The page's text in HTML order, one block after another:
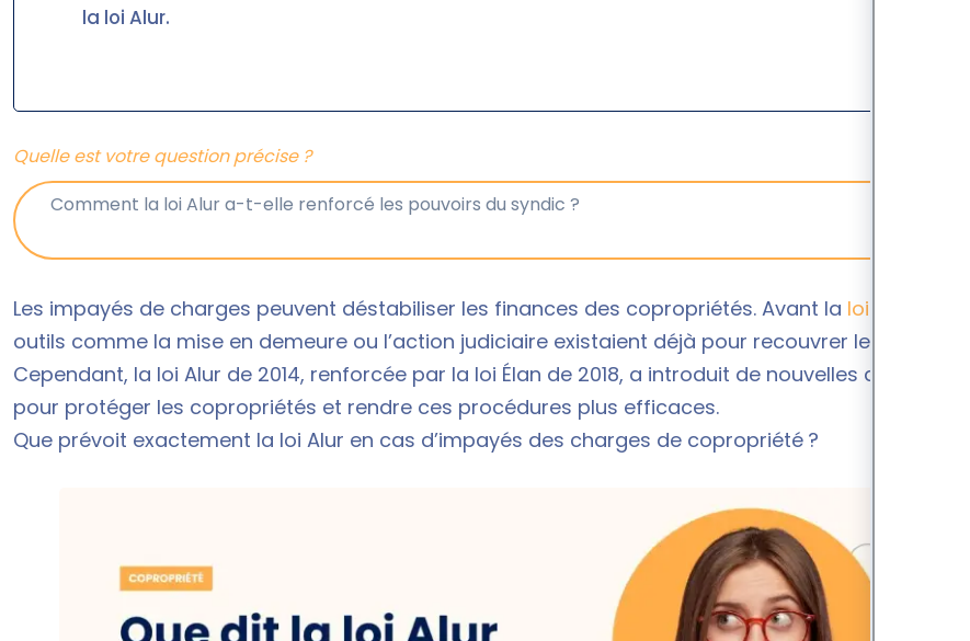
la loi Alur.
Quelle est votre question précise ?
Les impayés de charges peuvent déstabiliser les finances des copropriétés. Avant la loi Alur
outils comme la mise en demeure ou l’action judiciaire existaient déjà pour recouvrer les créances.
Cependant, la loi Alur de 2014, renforcée par la loi Élan de 2018, a introduit de nouvelles dispositions
pour protéger les copropriétés et rendre ces procédures plus efficaces.
Que prévoit exactement la loi Alur en cas d’impayés des charges de copropriété ?